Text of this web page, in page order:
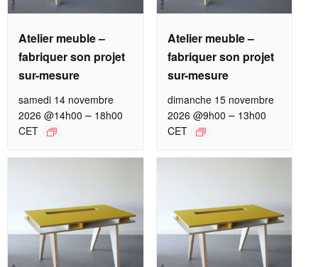
Atelier meuble –
fabriquer son projet
sur-mesure
samedi 14 novembre
2026 @14h00 – 18h00
CET
Atelier meuble –
fabriquer son projet
sur-mesure
dimanche 15 novembre
2026 @9h00 – 13h00
CET